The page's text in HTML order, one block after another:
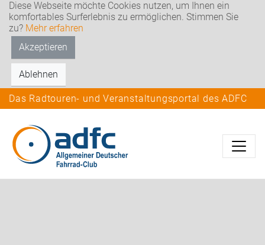
Diese Webseite möchte Cookies nutzen, um Ihnen ein
komfortables Surferlebnis zu ermöglichen. Stimmen Sie
zu? Mehr erfahren
Akzeptieren
Ablehnen
Das Radtouren- und Veranstaltungsportal des ADFC